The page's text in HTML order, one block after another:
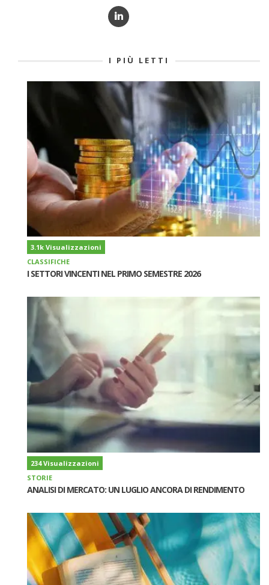
I PIÙ LETTI
3.1k Visualizzazioni
CLASSIFICHE
I SETTORI VINCENTI NEL PRIMO SEMESTRE 2026
234 Visualizzazioni
STORIE
ANALISI DI MERCATO: UN LUGLIO ANCORA DI RENDIMENTO